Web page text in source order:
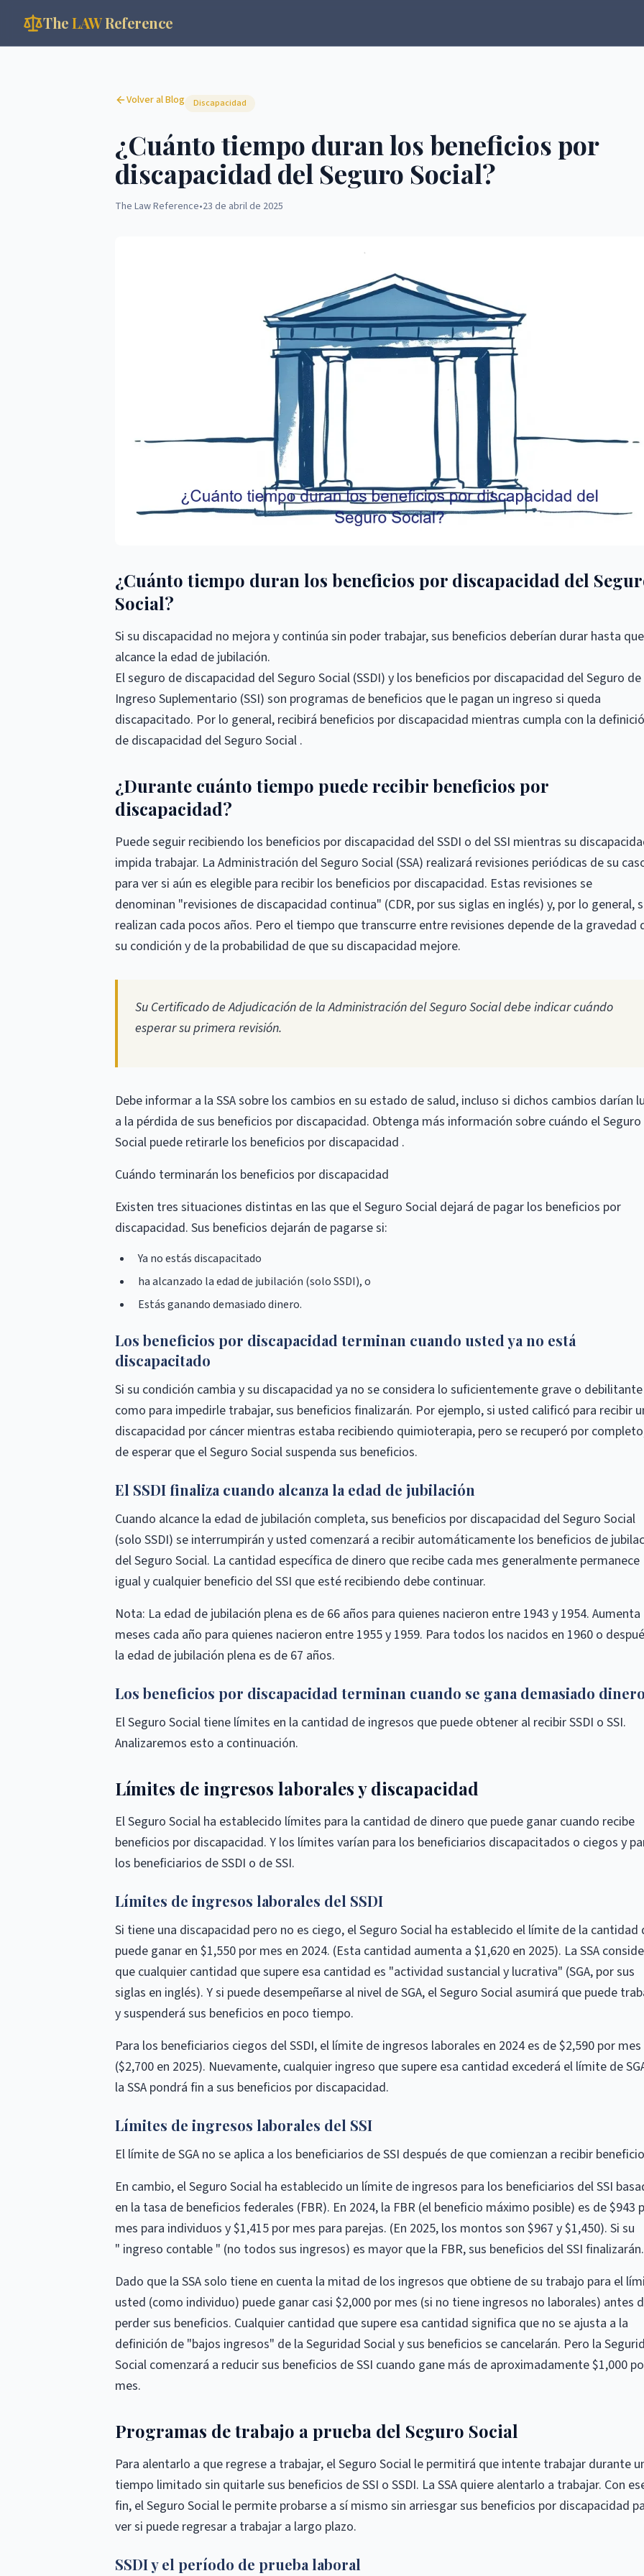
TheLAWReference
Volver al Blog Discapacidad
¿Cuánto tiempo duran los beneficios por
discapacidad del Seguro Social?
The Law Reference•23 de abril de 2025
¿Cuánto tiempo duran los beneficios por discapacidad del
Social?
Si su discapacidad no mejora y continúa sin poder trabajar, sus beneficios deberían durar hasta que
alcance la edad de jubilación.
El seguro de discapacidad del Seguro Social (SSDI) y los beneficios por discapacidad del Seguro de
Ingreso Suplementario (SSI) son programas de beneficios que le pagan un ingreso si queda
discapacitado. Por lo general, recibirá beneficios por discapacidad mientras cumpla con la
de discapacidad del Seguro Social .
¿Durante cuánto tiempo puede recibir beneficios por
discapacidad?
Puede seguir recibiendo los beneficios por discapacidad del SSDI o del SSI mientras su
impida trabajar. La Administración del Seguro Social (SSA) realizará revisiones periódicas de su
para ver si aún es elegible para recibir los beneficios por discapacidad. Estas revisiones se
denominan "revisiones de discapacidad continua" (CDR, por sus siglas en inglés) y, por lo general,
realizan cada pocos años. Pero el tiempo que transcurre entre revisiones depende de la gravedad
su condición y de la probabilidad de que su discapacidad mejore.
Su Certificado de Adjudicación de la Administración del Seguro Social debe indicar cuándo
esperar su primera revisión.
Debe informar a la SSA sobre los cambios en su estado de salud, incluso si dichos cambios darían
a la pérdida de sus beneficios por discapacidad. Obtenga más información sobre cuándo el Seguro
Social puede retirarle los beneficios por discapacidad .
Cuándo terminarán los beneficios por discapacidad
Existen tres situaciones distintas en las que el Seguro Social dejará de pagar los beneficios por
discapacidad. Sus beneficios dejarán de pagarse si:
Ya no estás discapacitado
ha alcanzado la edad de jubilación (solo SSDI), o
Estás ganando demasiado dinero.
Los beneficios por discapacidad terminan cuando usted ya no está
discapacitado
Si su condición cambia y su discapacidad ya no se considera lo suficientemente grave o debilitante
como para impedirle trabajar, sus beneficios finalizarán. Por ejemplo, si usted calificó para recibir
discapacidad por cáncer mientras estaba recibiendo quimioterapia, pero se recuperó por
de esperar que el Seguro Social suspenda sus beneficios.
El SSDI finaliza cuando alcanza la edad de jubilación
Cuando alcance la edad de jubilación completa, sus beneficios por discapacidad del Seguro Social
(solo SSDI) se interrumpirán y usted comenzará a recibir automáticamente los beneficios de
del Seguro Social. La cantidad específica de dinero que recibe cada mes generalmente permanece
igual y cualquier beneficio del SSI que esté recibiendo debe continuar.
Nota: La edad de jubilación plena es de 66 años para quienes nacieron entre 1943 y 1954.
meses cada año para quienes nacieron entre 1955 y 1959. Para todos los nacidos en 1960 o
la edad de jubilación plena es de 67 años.
Los beneficios por discapacidad terminan cuando se gana demasiado
El Seguro Social tiene límites en la cantidad de ingresos que puede obtener al recibir SSDI o SSI.
Analizaremos esto a continuación.
Límites de ingresos laborales y discapacidad
El Seguro Social ha establecido límites para la cantidad de dinero que puede ganar cuando recibe
beneficios por discapacidad. Y los límites varían para los beneficiarios discapacitados o ciegos y
los beneficiarios de SSDI o de SSI.
Límites de ingresos laborales del SSDI
Si tiene una discapacidad pero no es ciego, el Seguro Social ha establecido el límite de la cantidad
puede ganar en $1,550 por mes en 2024. (Esta cantidad aumenta a $1,620 en 2025). La SSA
que cualquier cantidad que supere esa cantidad es "actividad sustancial y lucrativa" (SGA, por sus
siglas en inglés). Y si puede desempeñarse al nivel de SGA, el Seguro Social asumirá que puede
y suspenderá sus beneficios en poco tiempo.
Para los beneficiarios ciegos del SSDI, el límite de ingresos laborales en 2024 es de $2,590 por mes
($2,700 en 2025). Nuevamente, cualquier ingreso que supere esa cantidad excederá el límite de
la SSA pondrá fin a sus beneficios por discapacidad.
Límites de ingresos laborales del SSI
El límite de SGA no se aplica a los beneficiarios de SSI después de que comienzan a recibir
En cambio, el Seguro Social ha establecido un límite de ingresos para los beneficiarios del SSI
en la tasa de beneficios federales (FBR). En 2024, la FBR (el beneficio máximo posible) es de $943
mes para individuos y $1,415 por mes para parejas. (En 2025, los montos son $967 y $1,450). Si su
" ingreso contable " (no todos sus ingresos) es mayor que la FBR, sus beneficios del SSI finalizarán.
Dado que la SSA solo tiene en cuenta la mitad de los ingresos que obtiene de su trabajo para el
usted (como individuo) puede ganar casi $2,000 por mes (si no tiene ingresos no laborales) antes
perder sus beneficios. Cualquier cantidad que supere esa cantidad significa que no se ajusta a la
definición de "bajos ingresos" de la Seguridad Social y sus beneficios se cancelarán. Pero la
Social comenzará a reducir sus beneficios de SSI cuando gane más de aproximadamente $1,000
mes.
Programas de trabajo a prueba del Seguro Social
Para alentarlo a que regrese a trabajar, el Seguro Social le permitirá que intente trabajar durante
tiempo limitado sin quitarle sus beneficios de SSI o SSDI. La SSA quiere alentarlo a trabajar. Con
fin, el Seguro Social le permite probarse a sí mismo sin arriesgar sus beneficios por discapacidad
ver si puede regresar a trabajar a largo plazo.
SSDI y el período de prueba laboral